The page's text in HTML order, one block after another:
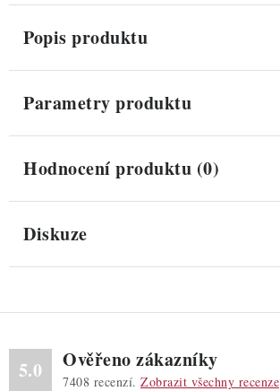
Popis produktu
Parametry produktu
Hodnocení produktu (0)
Diskuze
5.0 Ověřeno zákazníky
7408 recenzí. Zobrazit všechny recenze